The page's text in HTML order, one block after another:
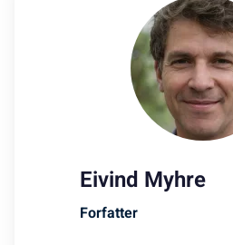
Eivind Myhre
Forfatter